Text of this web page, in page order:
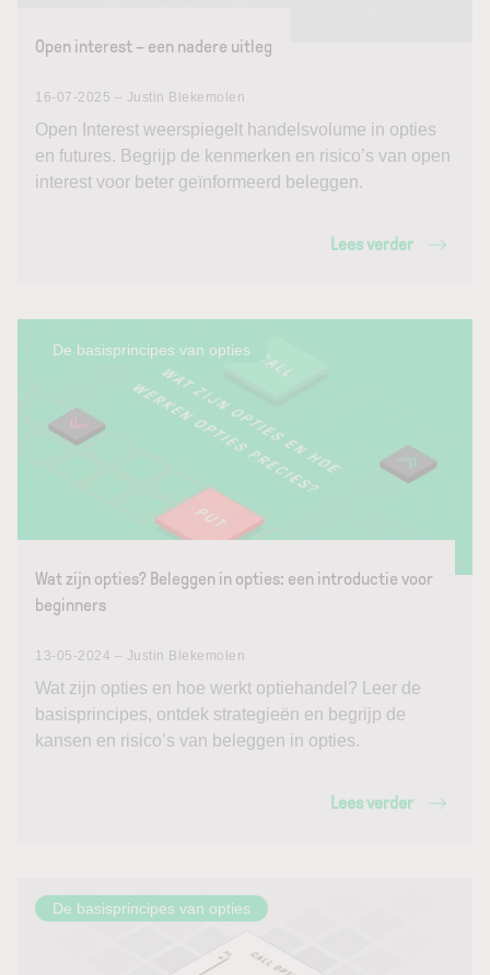
Open interest – een nadere uitleg
16-07-2025 – Justin Blekemolen
Open Interest weerspiegelt handelsvolume in opties
en futures. Begrijp de kenmerken en risico’s van open
interest voor beter geïnformeerd beleggen.
Lees verder
De basisprincipes van opties
Wat zijn opties? Beleggen in opties: een introductie voor
beginners
13-05-2024 – Justin Blekemolen
Wat zijn opties en hoe werkt optiehandel? Leer de
basisprincipes, ontdek strategieën en begrijp de
kansen en risico’s van beleggen in opties.
Lees verder
De basisprincipes van opties